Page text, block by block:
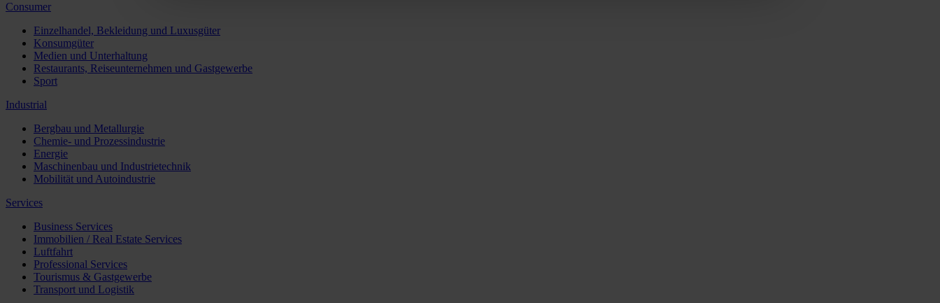
Consumer
Einzelhandel, Bekleidung und Luxusgüter
Konsumgüter
Medien und Unterhaltung
Restaurants, Reiseunternehmen und Gastgewerbe
Sport
Industrial
Bergbau und Metallurgie
Chemie- und Prozessindustrie
Energie
Maschinenbau und Industrietechnik
Mobilität und Autoindustrie
Services
Business Services
Immobilien / Real Estate Services
Luftfahrt
Professional Services
Tourismus & Gastgewerbe
Transport und Logistik